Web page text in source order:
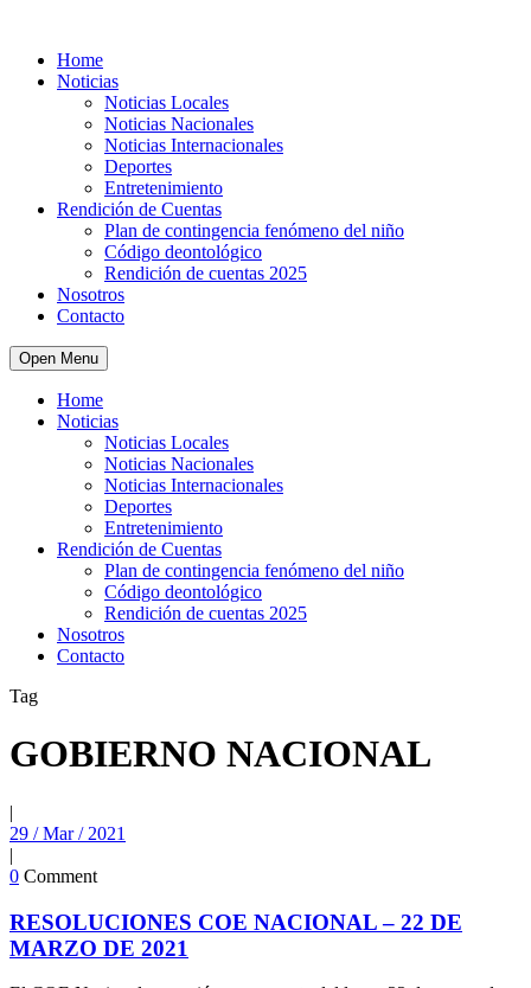
Home
Noticias
Noticias Locales
Noticias Nacionales
Noticias Internacionales
Deportes
Entretenimiento
Rendición de Cuentas
Plan de contingencia fenómeno del niño
Código deontológico
Rendición de cuentas 2025
Nosotros
Contacto
Open Menu
Home
Noticias
Noticias Locales
Noticias Nacionales
Noticias Internacionales
Deportes
Entretenimiento
Rendición de Cuentas
Plan de contingencia fenómeno del niño
Código deontológico
Rendición de cuentas 2025
Nosotros
Contacto
Tag
GOBIERNO NACIONAL
|
29 / Mar / 2021
|
0 Comment
RESOLUCIONES COE NACIONAL – 22 DE
MARZO DE 2021